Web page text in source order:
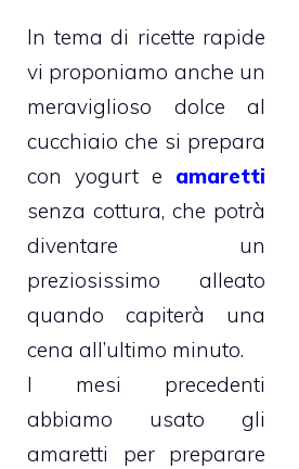
In tema di ricette rapide
vi proponiamo anche un
meraviglioso dolce al
cucchiaio che si prepara
con yogurt e amaretti
senza cottura, che potrà
diventare un
preziosissimo alleato
quando capiterà una
cena all’ultimo minuto.
I mesi precedenti
abbiamo usato gli
amaretti per preparare